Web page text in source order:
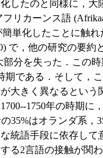
したのと同様に，
リカーンス語
簡単化したことに触れ
で，他の研究の要約
部分を失った．この
期である．そして，
大きく異なるという
1750年の時期に
の35%はオランダ系
統語手段に依存し
る2言語の接触が関